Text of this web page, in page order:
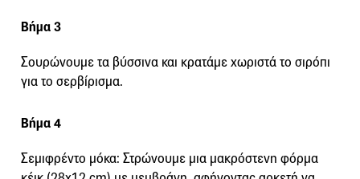
Βήμα 3
Σουρώνουμε τα βύσσινα και κρατάμε χωριστά το σιρόπι
για το σερβίρισμα.
Βήμα 4
Σεμιφρέντο μόκα: Στρώνουμε μια μακρόστενη φόρμα